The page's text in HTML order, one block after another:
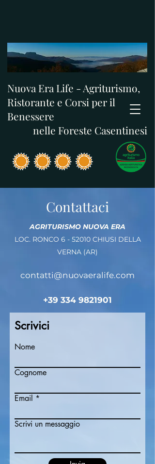
Nuova Era Life - Agriturismo,
Ristorante e Corsi per il
Benessere
nelle Foreste Casentinesi
Contattaci
AGRITURISMO NUOVA ERA
LOC. RONCO 6 - 52010 CHIUSI DELLA
VERNA (AR)
contatti@nuovaeralife.com
+39 334 9821901
Scrivici
Nome
Cognome
Email
Scrivi un messaggio